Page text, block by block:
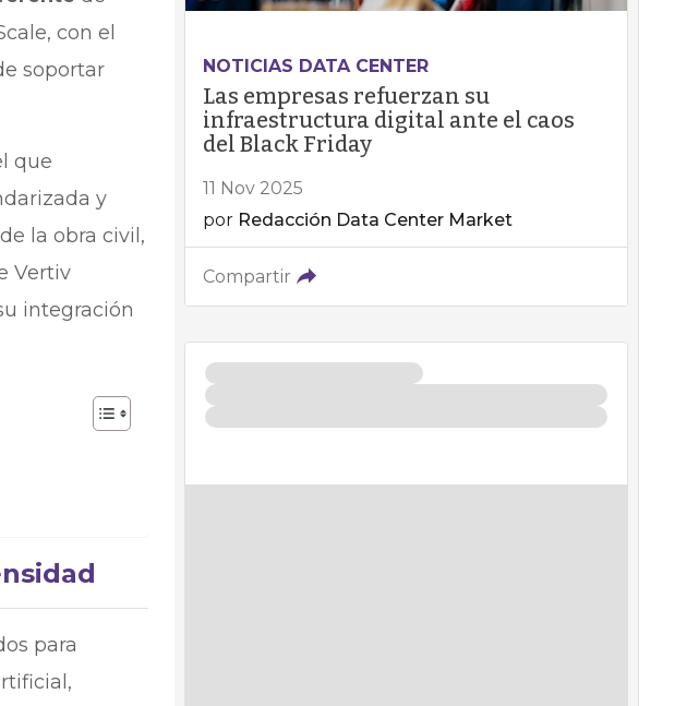
con el
soportar
que
y
la obra civil,
Vertiv
integración
para
NOTICIAS DATA CENTER
Las empresas refuerzan su
infraestructura digital ante el caos
del Black Friday
11 Nov 2025
por Redacción Data Center Market
Compartir